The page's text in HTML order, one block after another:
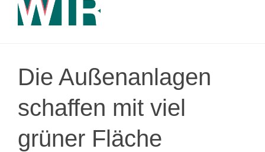
Die Außenanlagen
schaffen mit viel
grüner Fläche